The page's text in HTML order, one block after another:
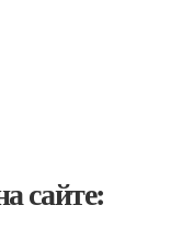
сайте: